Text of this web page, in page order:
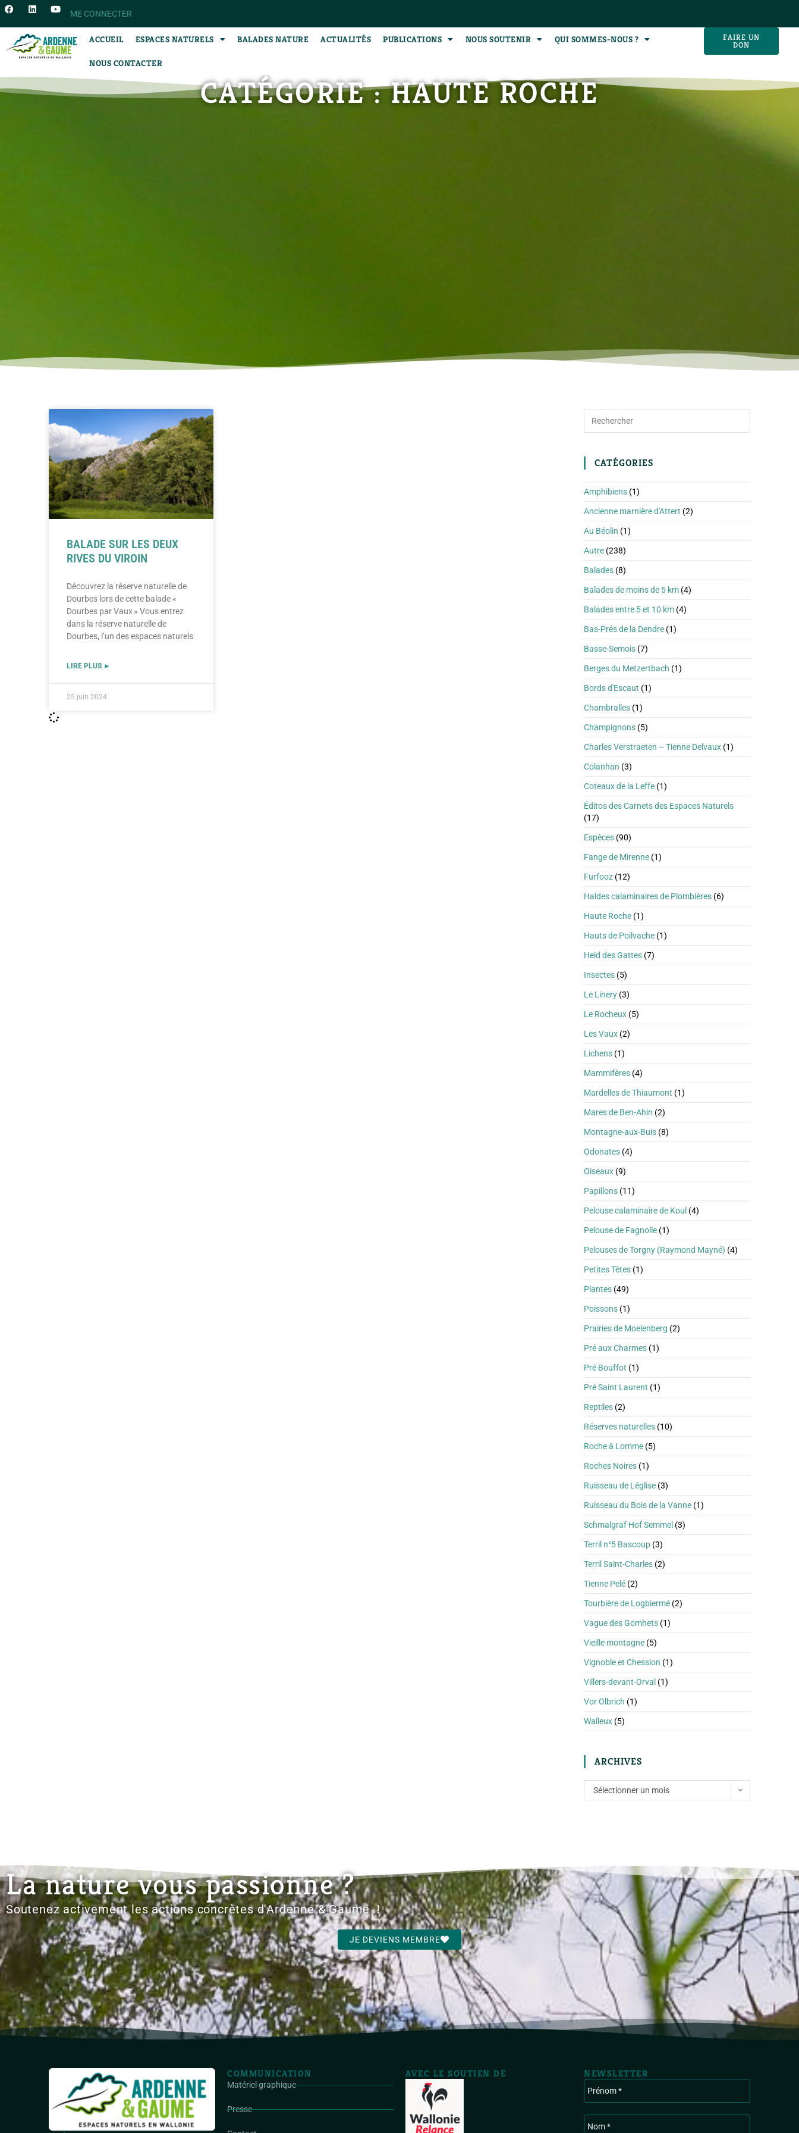
ME CONNECTER
ACCUEIL ESPACES NATURELS BALADES NATURE ACTUALITÉS PUBLICATIONS NOUS SOUTENIR QUI SOMMES-NOUS ?
NOUS CONTACTER
FAIRE UN
DON
CATÉGORIE : HAUTE ROCHE
BALADE SUR LES DEUX
RIVES DU VIROIN
Découvrez la réserve naturelle de
Dourbes lors de cette balade «
Dourbes par Vaux » Vous entrez
dans la réserve naturelle de
Dourbes, l’un des espaces naturels
LIRE PLUS ►
25 juin 2024
CATÉGORIES
Amphibiens (1)
Ancienne marnière d'Attert (2)
Au Béolin (1)
Autre (238)
Balades (8)
Balades de moins de 5 km (4)
Balades entre 5 et 10 km (4)
Bas-Prés de la Dendre (1)
Basse-Semois (7)
Berges du Metzertbach (1)
Bords d'Escaut (1)
Chambralles (1)
Champignons (5)
Charles Verstraeten – Tienne Delvaux (1)
Colanhan (3)
Coteaux de la Leffe (1)
Éditos des Carnets des Espaces Naturels
(17)
Espèces (90)
Fange de Mirenne (1)
Furfooz (12)
Haldes calaminaires de Plombières (6)
Haute Roche (1)
Hauts de Poilvache (1)
Heid des Gattes (7)
Insectes (5)
Le Linery (3)
Le Rocheux (5)
Les Vaux (2)
Lichens (1)
Mammifères (4)
Mardelles de Thiaumont (1)
Mares de Ben-Ahin (2)
Montagne-aux-Buis (8)
Odonates (4)
Oiseaux (9)
Papillons (11)
Pelouse calaminaire de Koul (4)
Pelouse de Fagnolle (1)
Pelouses de Torgny (Raymond Mayné) (4)
Petites Têtes (1)
Plantes (49)
Poissons (1)
Prairies de Moelenberg (2)
Pré aux Charmes (1)
Pré Bouffot (1)
Pré Saint Laurent (1)
Reptiles (2)
Réserves naturelles (10)
Roche à Lomme (5)
Roches Noires (1)
Ruisseau de Léglise (3)
Ruisseau du Bois de la Vanne (1)
Schmalgraf Hof Semmel (3)
Terril n°5 Bascoup (3)
Terril Saint-Charles (2)
Tienne Pelé (2)
Tourbière de Logbiermé (2)
Vague des Gomhets (1)
Vieille montagne (5)
Vignoble et Chession (1)
Villers-devant-Orval (1)
Vor Olbrich (1)
Walleux (5)
ARCHIVES
Sélectionner un mois
La nature vous passionne ?
Soutenez activement les actions concrètes d'Ardenne & Gaume !
JE DEVIENS MEMBRE
COMMUNICATION
Matériel graphique
Presse
AVEC LE SOUTIEN DE NEWSLETTER